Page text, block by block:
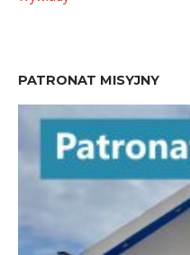
PATRONAT MISYJNY